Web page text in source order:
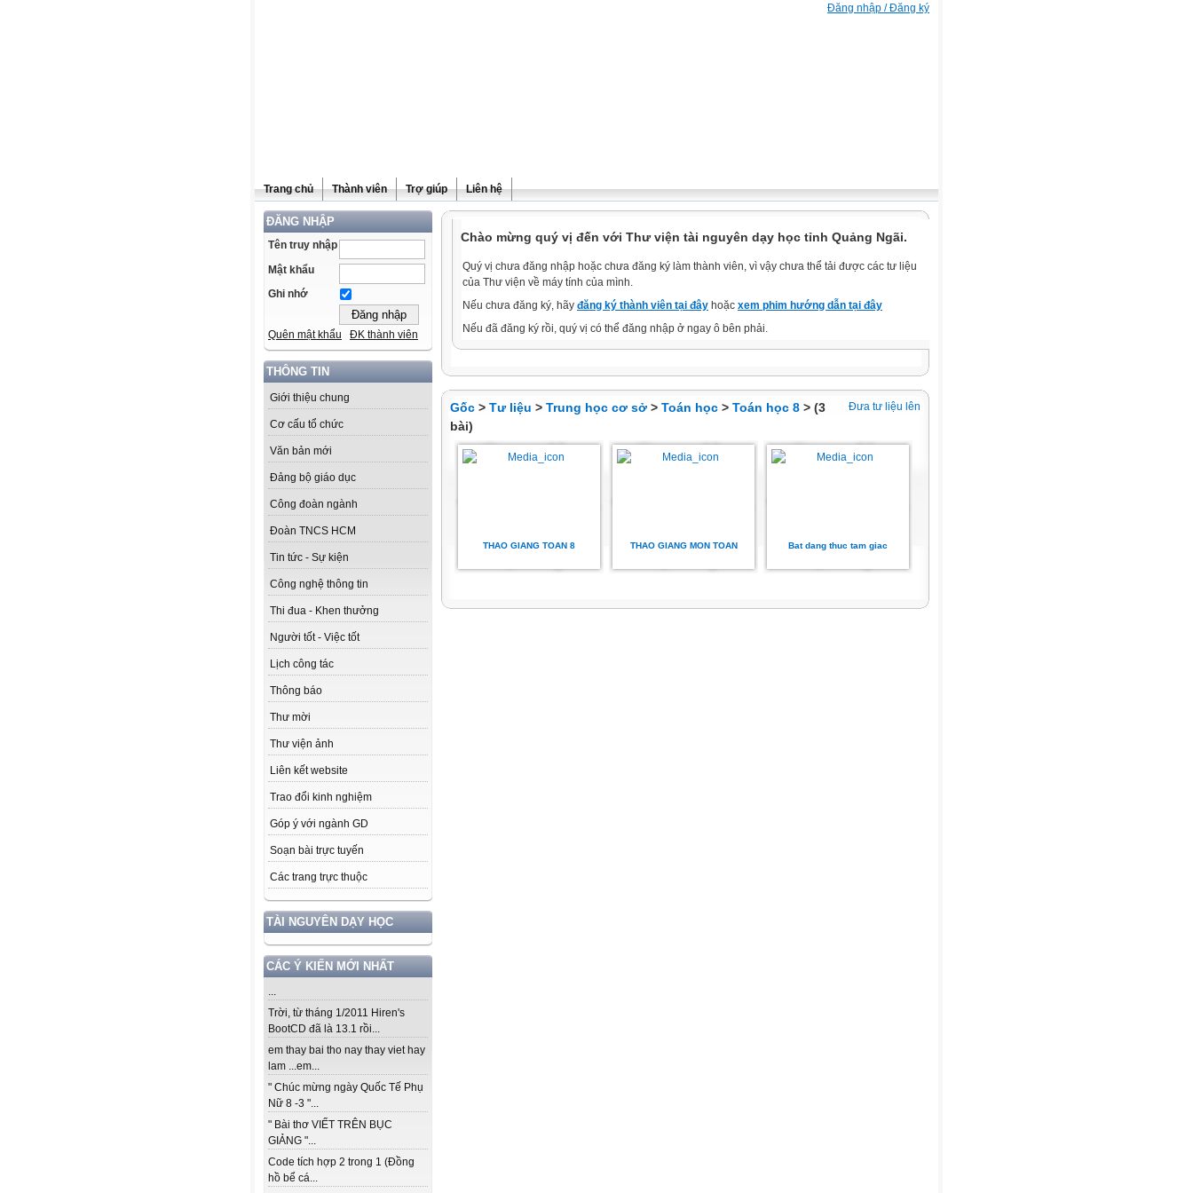
Đăng nhập / Đăng ký
Trang chủ Thành viên Trợ giúp Liên hệ
ĐĂNG NHẬP
Tên truy nhập
Mật khẩu
Ghi nhớ
Quên mật khẩu ĐK thành viên
THÔNG TIN
Giới thiệu chung
Cơ cấu tổ chức
Văn bản mới
Đảng bộ giáo dục
Công đoàn ngành
Đoàn TNCS HCM
Tin tức - Sự kiện
Công nghệ thông tin
Thi đua - Khen thưởng
Người tốt - Việc tốt
Lịch công tác
Thông báo
Thư mời
Thư viện ảnh
Liên kết website
Trao đổi kinh nghiệm
Góp ý với ngành GD
Soạn bài trực tuyến
Các trang trực thuộc
TÀI NGUYÊN DẠY HỌC
CÁC Ý KIẾN MỚI NHẤT
...
Trời, từ tháng 1/2011 Hiren's
BootCD đã là 13.1 rồi...
em thay bai tho nay thay viet hay
lam ...em...
" Chúc mừng ngày Quốc Tế Phụ
Nữ 8 -3 "...
" Bài thơ VIẾT TRÊN BỤC
GIẢNG "...
Code tích hợp 2 trong 1 (Đồng
hồ bể cá...
Chào mừng quý vị đến với Thư viện tài nguyên dạy học tỉnh Quảng Ngãi.
Quý vị chưa đăng nhập hoặc chưa đăng ký làm thành viên, vì vậy chưa thể tải được các tư liệu
của Thư viện về máy tính của mình.
Nếu chưa đăng ký, hãy đăng ký thành viên tại đây hoặc xem phim hướng dẫn tại đây
Nếu đã đăng ký rồi, quý vị có thể đăng nhập ở ngay ô bên phải.
Đưa tư liệu lên
Gốc > Tư liệu > Trung học cơ sở > Toán học > Toán học 8 > (3
bài)
THAO GIANG TOAN 8 THAO GIANG MON TOAN Bat dang thuc tam giac